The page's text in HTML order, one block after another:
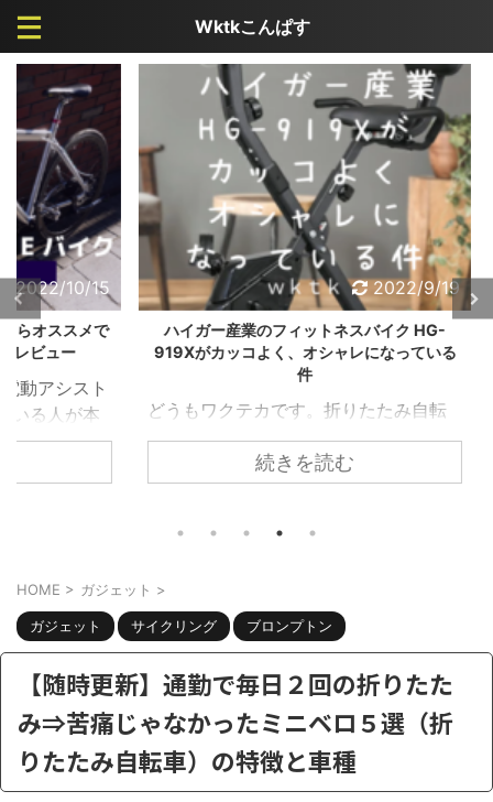
Wktkこんぱす
15
スメで
スト
が本
とわ
ン
？
動ア
な
2022/9/19
ハイガー産業のフィットネスバイク HG-
919Xがカッコよく、オシャレになっている
どうもワクテカです。折りたたみ自転
車が大好きが高じて、購入して検証し
まくっています。 【カスタマイズ】ル
ノー20インチ 折りたたみ自転車 プラチ
きか？ さて、自転車好きには最近ちょ
り、外は暑かったり。 がっつりトレー
ニングしようと思ったら、急な雨で出
かけられない。そういう時でも部屋の
中でも有酸素トレーニングでたら、ラ
クでイイですよね。 そうなるとお手
頃なフィットネスバイクを、探す人が
増えてきます。しかし フィットネスバ
イ ...
続きを読む
【冷房
サー
どう
け、
が、
た訳
排熱
回は
暑い
HOME > ガジェット >
ガジェット サイクリング ブロンプトン
【随時更新】通勤で毎日２回の折りたた
み⇒苦痛じゃなかったミニベロ５選（折
りたたみ自転車）の特徴と車種